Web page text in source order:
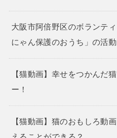
大阪市阿倍野区のボランテ
にゃん保護のおうち」の活
【猫動画】幸せをつかんだ
ー！
【猫動画】猫のおもしろ動